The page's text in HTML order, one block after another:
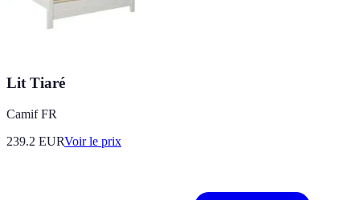
Lit Tiaré
Camif FR
239.2 EURVoir le prix